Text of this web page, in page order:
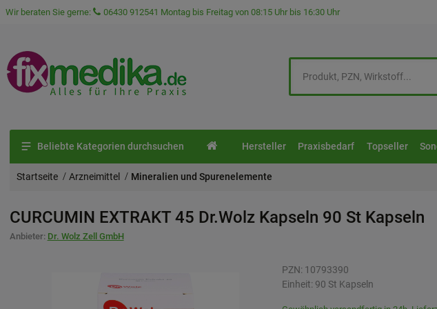
Wir beraten Sie gerne: 06430 912541 Montag bis Freitag von 08:15 Uhr bis 16:30 Uhr
Beliebte Kategorien durchsuchen Hersteller Praxisbedarf Topseller
Startseite Arzneimittel Mineralien und Spurenelemente
CURCUMIN EXTRAKT 45 Dr.Wolz Kapseln 90 St Kapseln
Anbieter: Dr. Wolz Zell GmbH
PZN: 10793390
Einheit: 90 St Kapseln